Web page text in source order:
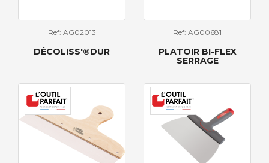
Ref: AG02013
DÉCOLISS'®DUR
Ref: AG00681
PLATOIR BI-FLEX
SERRAGE